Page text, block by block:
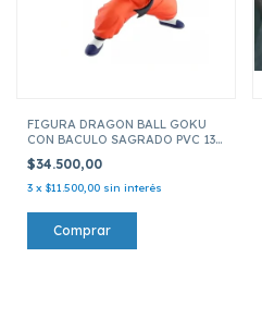
FIGURA DRAGON BALL GOKU
CON BACULO SAGRADO PVC 132
$34.500,00
3 x $11.500,00 sin interés